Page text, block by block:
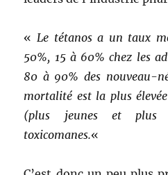
«Le tétanos a un taux
50%, 15 à 60% chez les
80 à 90% des nouveau-
mortalité est la plus
(plus jeunes et plus
toxicomanes.«